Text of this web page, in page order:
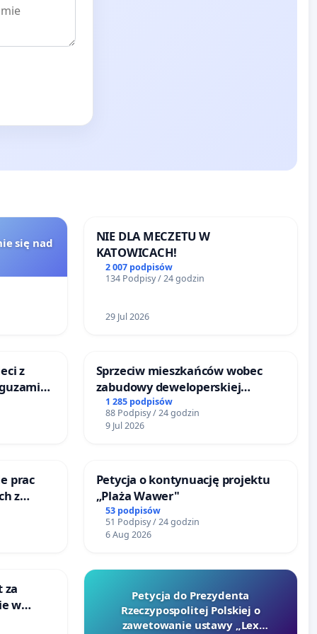
się nad
NIE DLA MECZETU W
KATOWICACH!
2 007 podpisów
134 Podpisy / 24 godzin
29 Jul 2026
z
w
Sprzeciw mieszkańców wobec
zabudowy deweloperskiej
terenow zielonych w rejonie
Bulwarów Straceńskich w
Bielsku-Białej
1 285 podpisów
88 Podpisy / 24 godzin
9 Jul 2026
prac
z
Petycja o kontynuację projektu
„Plaża Wawer"
53 podpisów
51 Podpisy / 24 godzin
6 Aug 2026
za
w
Petycja do Prezydenta
Rzeczypospolitej Polskiej o
zawetowanie ustawy „Lex